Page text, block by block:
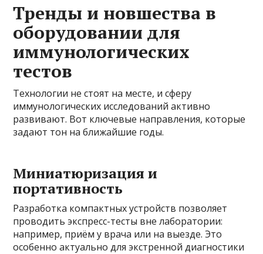
Тренды и новшества в
оборудовании для
иммунологических
тестов
Технологии не стоят на месте, и сферу
иммунологических исследований активно
развивают. Вот ключевые направления, которые
задают тон на ближайшие годы.
Миниатюризация и
портативность
Разработка компактных устройств позволяет
проводить экспресс-тесты вне лаборатории:
например, приём у врача или на выезде. Это
особенно актуально для экстренной диагностики